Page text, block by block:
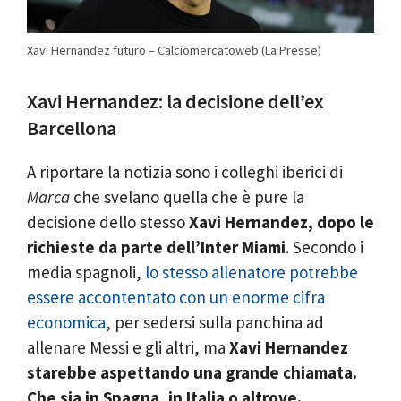
Xavi Hernandez futuro – Calciomercatoweb (La Presse)
Xavi Hernandez: la decisione dell’ex
Barcellona
A riportare la notizia sono i colleghi iberici di
Marca che svelano quella che è pure la
decisione dello stessoXavi Hernandez, dopo le
richieste da parte dell’Inter Miami. Secondo i
media spagnoli, lo stesso allenatore potrebbe
essere accontentato con un enorme cifra
economica, per sedersi sulla panchina ad
allenare Messi e gli altri, ma Xavi Hernandez
starebbe aspettando una grande chiamata.